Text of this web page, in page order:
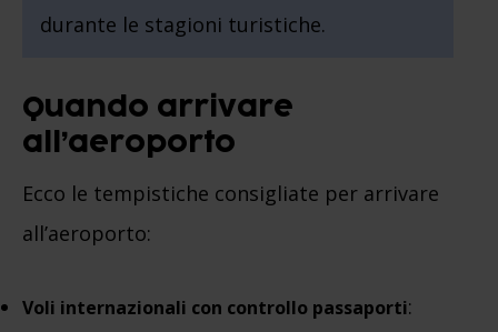
durante le stagioni turistiche.
Quando arrivare
all’aeroporto
Ecco le tempistiche consigliate per arrivare
all’aeroporto:
Voli internazionali con controllo passaporti: